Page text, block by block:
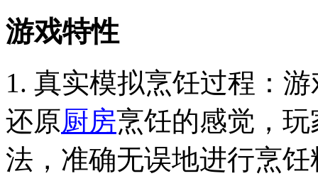
游戏特性
1. 真实模拟烹饪过程：
还原厨房烹饪的感觉，
法，准确无误地进行烹饪